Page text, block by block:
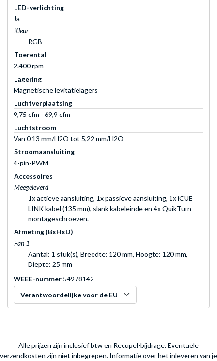
LED-verlichting
Ja
Kleur
RGB
Toerental
2.400 rpm
Lagering
Magnetische levitatielagers
Luchtverplaatsing
9,75 cfm - 69,9 cfm
Luchtstroom
Van 0,13 mm/H2O tot 5,22 mm/H2O
Stroomaansluiting
4-pin-PWM
Accessoires
Meegeleverd
1x actieve aansluiting, 1x passieve aansluiting, 1x iCUE
LINK kabel (135 mm), slank kabeleinde en 4x QuikTurn
montageschroeven.
Afmeting (BxHxD)
Fan 1
Aantal: 1 stuk(s), Breedte: 120 mm, Hoogte: 120 mm,
Diepte: 25 mm
WEEE-nummer 54978142
Verantwoordelijke voor de EU
Alle prijzen zijn inclusief btw en Recupel-bijdrage. Eventuele
verzendkosten zijn niet inbegrepen. Informatie over het inleveren van je